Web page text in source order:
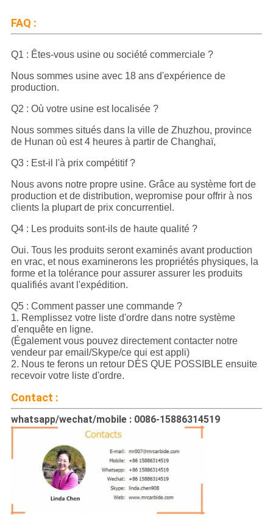
FAQ :
Q1 : Êtes-vous usine ou société commerciale ?
Nous sommes usine avec 18 ans d'expérience de
production.
Q2 : Où votre usine est localisée ?
Nous sommes situés dans la ville de Zhuzhou, province
de Hunan où est 4 heures à partir de Changhaï,
Q3 : Est-il l'à prix compétitif ?
Nous avons notre propre usine. Grâce au système fort de
production et de distribution, wepromise pour offrir à nos
clients la plupart de prix concurrentiel.
Q4 : Les produits sont-ils de haute qualité ?
Oui. Tous les produits seront examinés avant production
en vrac, et nous examinerons les propriétés physiques, la
forme et la tolérance pour assurer assurer les produits
qualifiés avant l'expédition.
Q5 : Comment passer une commande ?
1. Remplissez votre liste d'ordre dans notre système
d'enquête en ligne.
(Également vous pouvez directement contacter notre
vendeur par email/Skype/ce qui est appli)
2. Nous te ferons un retour DÈS QUE POSSIBLE ensuite
recevoir votre liste d'ordre.
Contact :
whatsapp/wechat/mobile : 0086-15886314519